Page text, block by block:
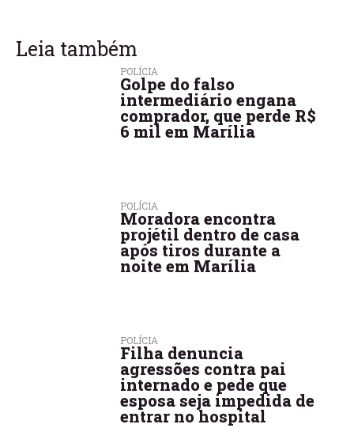
Leia também
POLÍCIA
Golpe do falso
intermediário engana
comprador, que perde R$
6 mil em Marília
POLÍCIA
Moradora encontra
projétil dentro de casa
após tiros durante a
noite em Marília
POLÍCIA
Filha denuncia
agressões contra pai
internado e pede que
esposa seja impedida de
entrar no hospital